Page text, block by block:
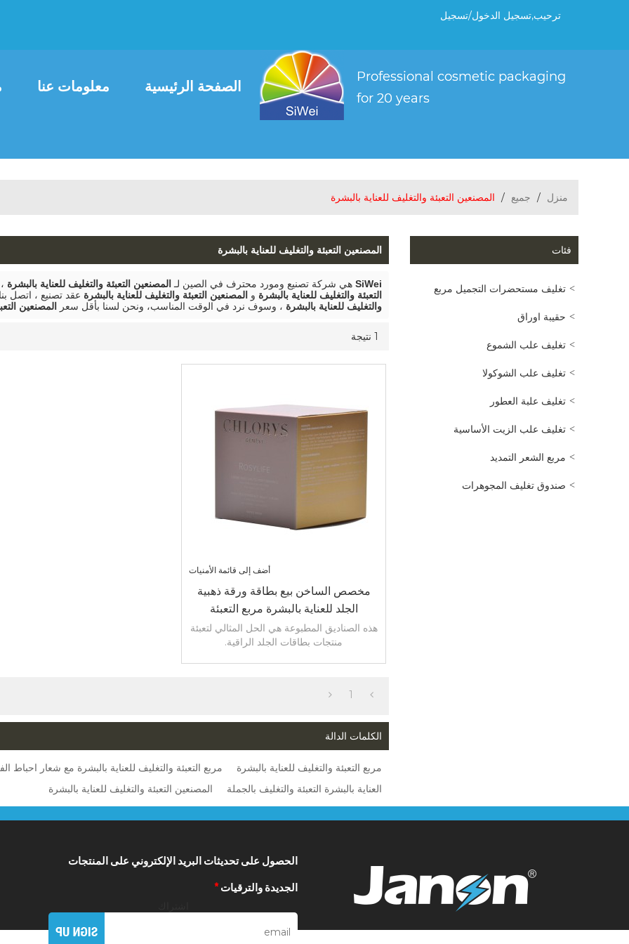
ترحيب,تسجيل الدخول/تسجيل
الصفحة الرئيسية معلومات عنا
اتصل بنا
منزل / جميع / المصنعين التعبئة والتغليف للعناية بالبشرة
فئات
تغليف مستحضرات التجميل مربع
حقيبة اوراق
تغليف علب الشموع
تغليف علب الشوكولا
تغليف علبة العطور
تغليف علب الزيت الأساسية
مربع الشعر التمديد
صندوق تغليف المجوهرات
المصنعين التعبئة والتغليف للعناية بالبشرة
SiWei هي شركة تصنيع ومورد محترف في الصين لـ المصنعين التعبئة والتغليف للعناية بالبشرة
التعبئة والتغليف للعناية بالبشرة و المصنعين التعبئة والتغليف للعناية بالبشرة عقد تصنيع ، اتصل
والتغليف للعناية بالبشرة ، وسوف نرد في الوقت المناسب، ونحن لسنا بأقل سعر المصنعين
1 نتيجة
أضف إلى قائمة الأمنيات
مخصص الساخن بيع بطاقة ورقة ذهبية
الجلد للعناية بالبشرة مربع التعبئة
والتغليف مع شعار الفضة وشعار الإغاثة
هذه الصناديق المطبوعة هي الحل المثالي لتعبئة
منتجات بطاقات الجلد الراقية.
1
الكلمات الدالة
مربع التعبئة والتغليف للعناية بالبشرة
مربع التعبئة والتغليف للعناية بالبشرة مع شعار احباط
العناية بالبشرة التعبئة والتغليف بالجملة
المصنعين التعبئة والتغليف للعناية بالبشرة
الحصول على تحديثات البريد الإلكتروني على المنتجات
الجديدة والترقيات*